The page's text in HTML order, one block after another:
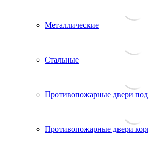
Металлические
Стальные
Противопожарные двери
Противопожарные двери